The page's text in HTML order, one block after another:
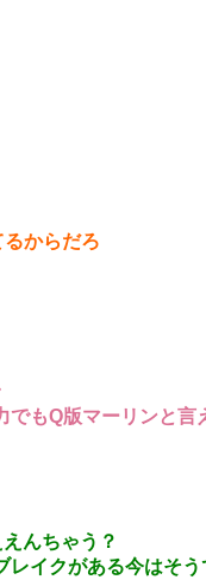
からだろ
もQ版マーリンと言
んちゃう？
レイクがある今はそ